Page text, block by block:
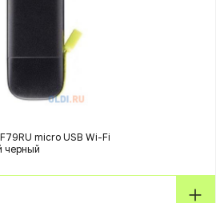
micro USB Wi-Fi
черный